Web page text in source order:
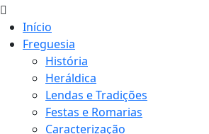
Início
Freguesia
História
Heráldica
Lendas e Tradições
Festas e Romarias
Caracterização